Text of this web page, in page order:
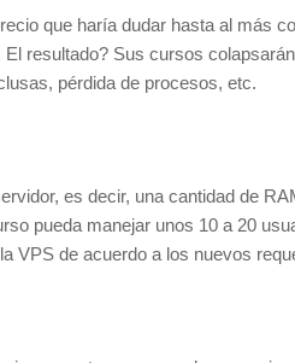
que haría dudar hasta al más
resultado? Sus cursos
pérdida de procesos, etc.
es decir, una cantidad de
pueda manejar unos 10 a 20
VPS de acuerdo a los nuevos